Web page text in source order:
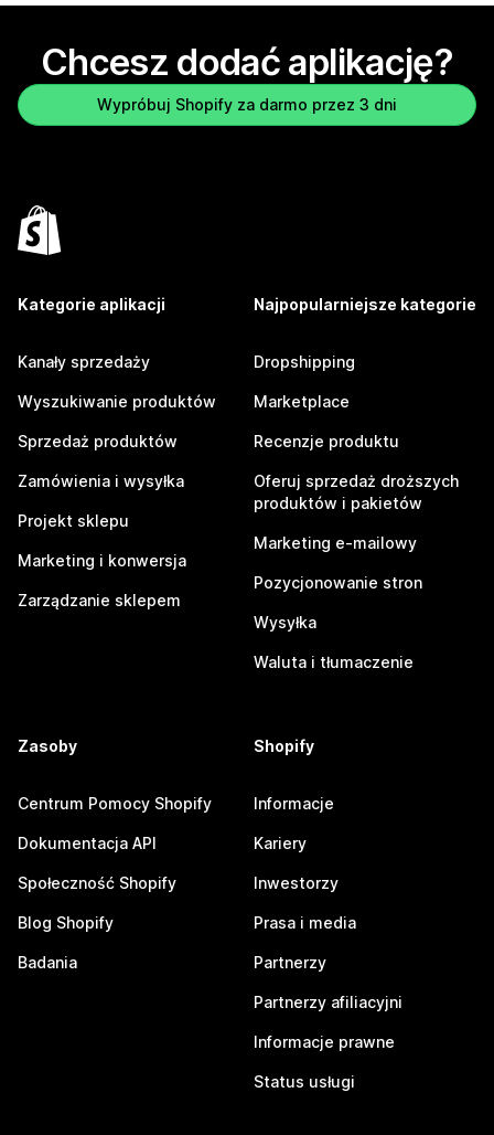
Chcesz dodać aplikację?
Wypróbuj Shopify za darmo przez 3 dni
Kategorie aplikacji
Kanały sprzedaży
Wyszukiwanie produktów
Sprzedaż produktów
Zamówienia i wysyłka
Projekt sklepu
Marketing i konwersja
Zarządzanie sklepem
Najpopularniejsze kategorie
Dropshipping
Marketplace
Recenzje produktu
Oferuj sprzedaż droższych
produktów i pakietów
Marketing e-mailowy
Pozycjonowanie stron
Wysyłka
Waluta i tłumaczenie
Zasoby
Centrum Pomocy Shopify
Dokumentacja API
Społeczność Shopify
Blog Shopify
Badania
Shopify
Informacje
Kariery
Inwestorzy
Prasa i media
Partnerzy
Partnerzy afiliacyjni
Informacje prawne
Status usługi